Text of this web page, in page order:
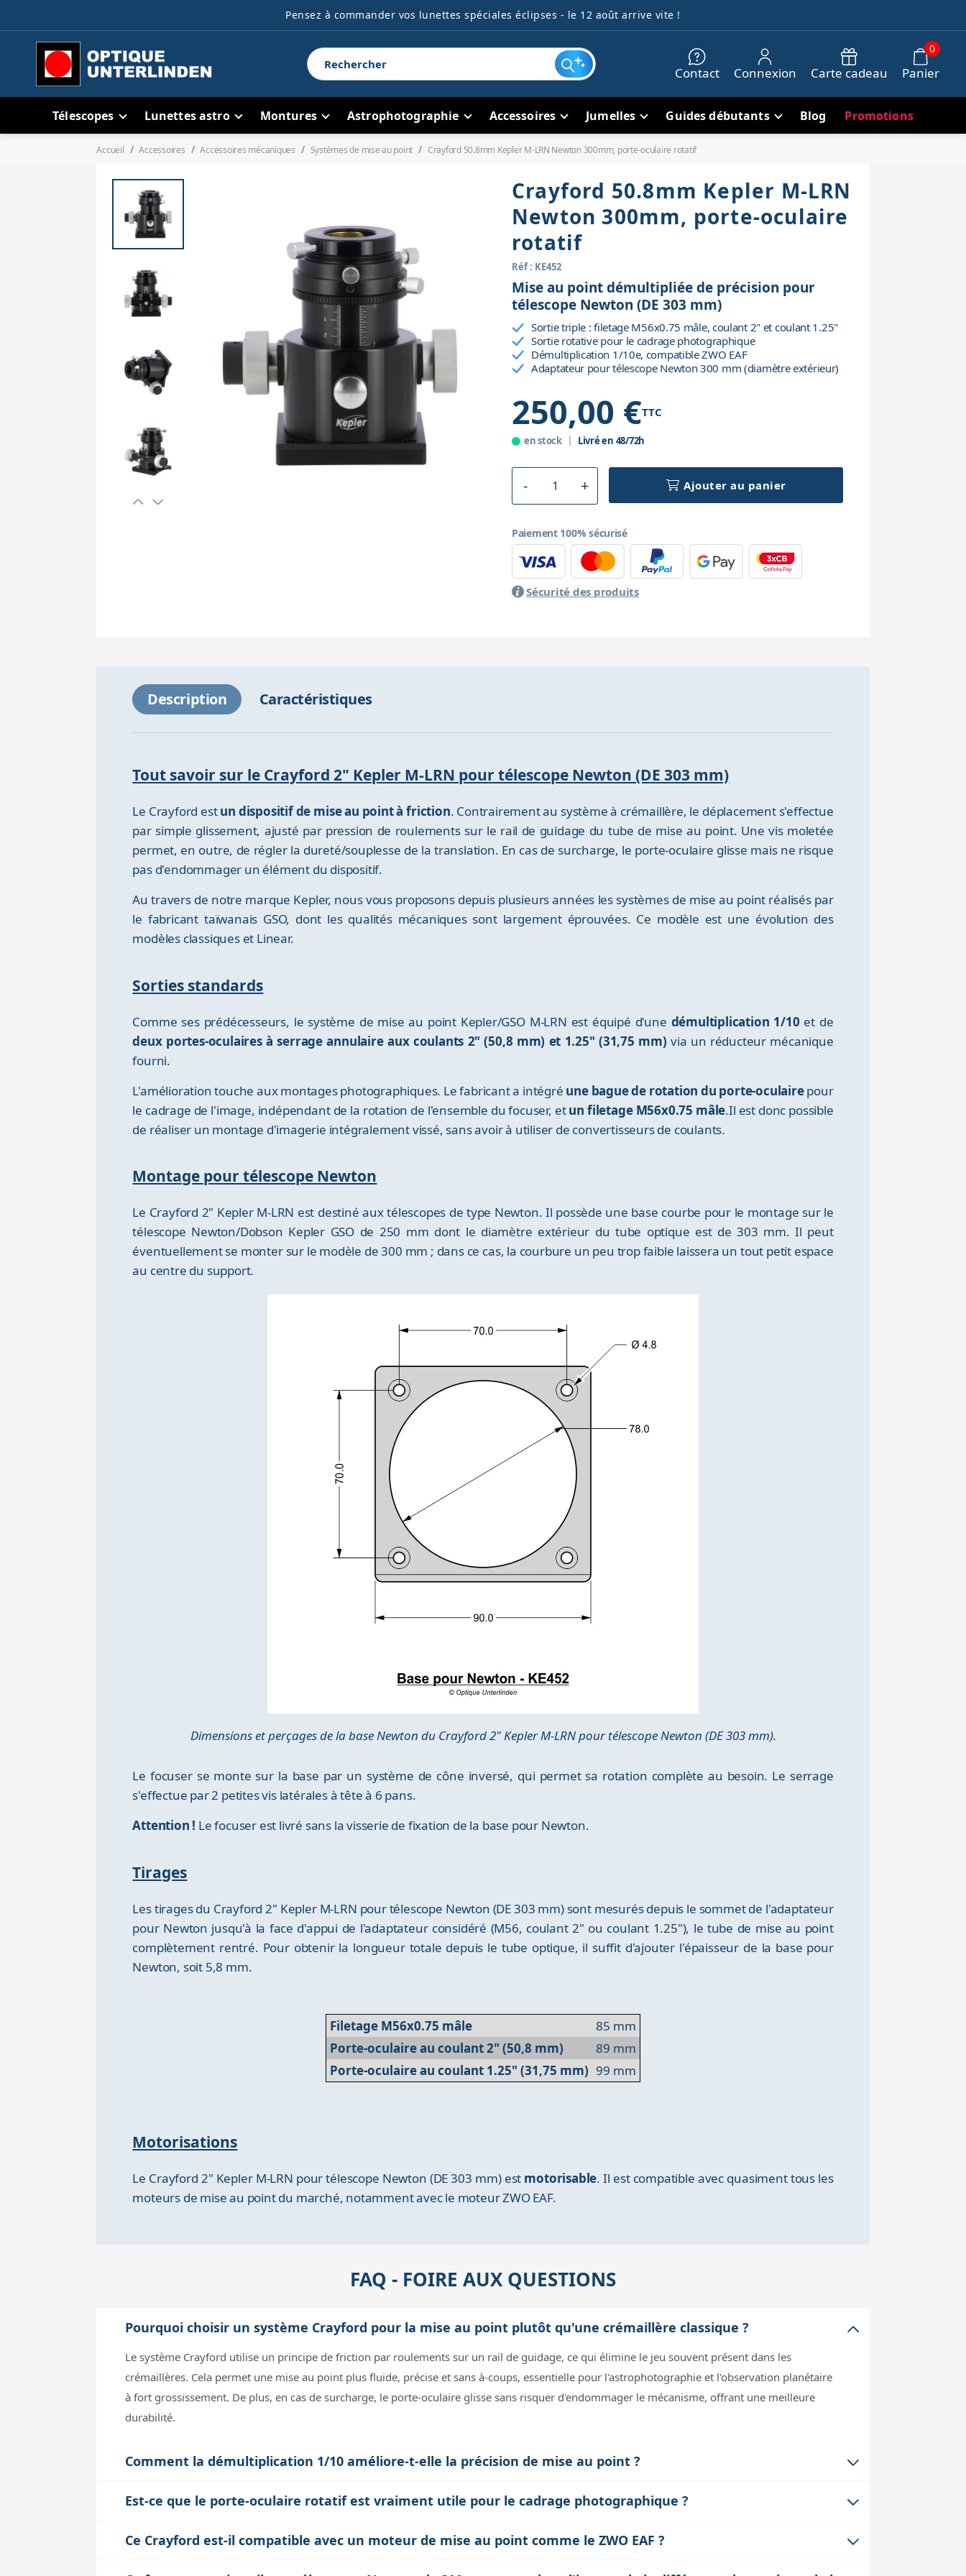
Pensez à commander vos lunettes spéciales éclipses - le 12 août arrive vite !
Contact Connexion Carte cadeau Panier
0
Télescopes Lunettes astro Montures Astrophotographie Accessoires Jumelles Guides débutants Blog Promotions
Accueil Accessoires Accessoires mécaniques Systèmes de mise au point Crayford 50.8mm Kepler M-LRN Newton 300mm, porte-oculaire rotatif
Crayford 50.8mm Kepler M-LRN
Newton 300mm, porte-oculaire
rotatif
Réf : KE452
Mise au point démultipliée de précision pour
télescope Newton (DE 303 mm)
Sortie triple : filetage M56x0.75 mâle, coulant 2" et coulant 1.25"
Sortie rotative pour le cadrage photographique
Démultiplication 1/10e, compatible ZWO EAF
Adaptateur pour télescope Newton 300 mm (diamètre extérieur)
250,00 €TTC
en stock Livré en 48/72h
Ajouter au panier
Paiement 100% sécurisé
Sécurité des produits
Description Caractéristiques
Tout savoir sur le Crayford 2" Kepler M-LRN pour télescope Newton (DE 303 mm)
Le Crayford estun dispositif de mise au point à friction. Contrairement au système à crémaillère, le déplacement s'effectue
par simple glissement, ajusté par pression de roulements sur le rail de guidage du tube de mise au point. Une vis moletée
permet, en outre, de régler la dureté/souplesse de la translation. En cas de surcharge, le porte-oculaire glisse mais ne risque
pas d'endommager un élément du dispositif.
Au travers de notre marque Kepler, nous vous proposons depuis plusieurs années les systèmes de mise au point réalisés par
le fabricant taïwanais GSO, dont les qualités mécaniques sont largement éprouvées. Ce modèle est une évolution des
modèles classiques et Linear.
Sorties standards
Comme ses prédécesseurs, le système de mise au point Kepler/GSO M-LRN est équipé d'une démultiplication 1/10 et de
deux portes-oculaires à serrage annulaire aux coulants 2" (50,8 mm) et 1.25" (31,75 mm) via un réducteur mécanique
fourni.
L'amélioration touche aux montages photographiques. Le fabricant a intégré une bague de rotation du porte-oculairepour
le cadrage de l'image, indépendant de la rotation de l'ensemble du focuser, etun filetage M56x0.75 mâle.Il est donc possible
de réaliser un montage d'imagerie intégralement vissé, sans avoir à utiliser de convertisseurs de coulants.
Montage pour télescope Newton
Le Crayford 2" Kepler M-LRN est destiné aux télescopes de type Newton. Il possède une base courbe pour le montage sur le
télescope Newton/Dobson Kepler GSO de 250 mm dont le diamètre extérieur du tube optique est de 303 mm. Il peut
éventuellement se monter sur le modèle de 300 mm ; dans ce cas, la courbure un peu trop faible laissera un tout petit espace
au centre du support.
Dimensions et perçages de la base Newton du Crayford 2" Kepler M-LRN pour télescope Newton (DE 303 mm).
Le focuser se monte sur la base par un système de cône inversé, qui permet sa rotation complète au besoin. Le serrage
s'effectue par 2 petites vis latérales à tête à 6 pans.
Attention ! Le focuser est livré sans la visserie de fixation de la base pour Newton.
Tirages
Les tirages du Crayford 2" Kepler M-LRN pour télescope Newton (DE 303 mm) sont mesurés depuis le sommet de l'adaptateur
pour Newton jusqu'à la face d'appui de l'adaptateur considéré (M56, coulant 2" ou coulant 1.25"), le tube de mise au point
complètement rentré. Pour obtenir la longueur totale depuis le tube optique, il suffit d'ajouter l'épaisseur de la base pour
Newton, soit 5,8 mm.
Filetage M56x0.75 mâle
85 mm
Porte-oculaire au coulant 2" (50,8 mm)
89 mm
Porte-oculaire au coulant 1.25" (31,75 mm) 99 mm
Motorisations
Le Crayford 2" Kepler M-LRN pour télescope Newton (DE 303 mm) est motorisable. Il est compatible avec quasiment tous les
moteurs de mise au point du marché, notamment avec le moteur ZWO EAF.
FAQ - FOIRE AUX QUESTIONS
Pourquoi choisir un système Crayford pour la mise au point plutôt qu'une crémaillère classique ?
Le système Crayford utilise un principe de friction par roulements sur un rail de guidage, ce qui élimine le jeu souvent présent dans les
crémaillères. Cela permet une mise au point plus fluide, précise et sans à-coups, essentielle pour l'astrophotographie et l'observation planétaire
à fort grossissement. De plus, en cas de surcharge, le porte-oculaire glisse sans risquer d'endommager le mécanisme, offrant une meilleure
durabilité.
Comment la démultiplication 1/10 améliore-t-elle la précision de mise au point ?
contrôle fin du déplacement, indispensable pour atteindre une netteté optimale surtout à fort grossissement ou en astrophotographie, où la
Est-ce que le porte-oculaire rotatif est vraiment utile pour le cadrage photographique ?
point ni la stabilité du dispositif. Cela facilite le cadrage et la composition, notamment pour aligner les objets célestes ou pour corriger
Ce Crayford est-il compatible avec un moteur de mise au point comme le ZWO EAF ?